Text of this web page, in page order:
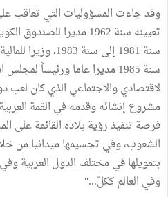
وقد جاءت المسؤوليات التي تعاقب
تعيينه سنة 1962 مديرا
سنة 1981 إلى سنة
سنة 1985 مديرا عاما ورئيساً
لاقتصادي والاجتماعي الذي كان
فرصة تنفيذ رؤية بلاده القائمة
الشعوب، وفي تجسيمها ميدانيا من
بتمويلها في مختلف الدول العربية
وفي العالم ككلّ..."